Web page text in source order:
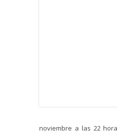
noviembre a las 22